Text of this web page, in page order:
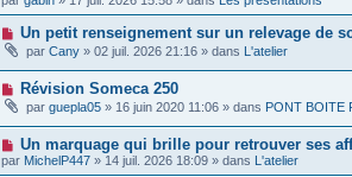
es
s
a
g
u
m
e
s
s
a
g
e
v
e
a
u
m
e
s
s
a
g
e
N
o
u
v
a
u
m
e
s
s
Un petit renseignement sur un relevage de
par Cany » 02 juil. 2026 21:16 » dans L'atelier
N
u
v
e
a
Révision Someca 250
par guepla05 » 16 juin 2020 11:06 » dans PONT BOITE
N
o
u
Un marquage qui brille pour retrouver ses
par MichelP447 » 14 juil. 2026 18:09 » dans L'atelier